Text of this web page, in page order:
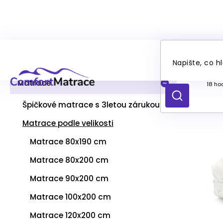
HLEDAT
t
r
kategorie
Matrace
Špičkové matrace s 3letou zárukou
Matrace podle velikosti
Matrace 80x190 cm
Matrace 80x200 cm
Matrace 90x200 cm
Matrace 100x200 cm
Matrace 120x200 cm
je
18